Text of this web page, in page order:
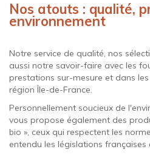
Nos atouts : qualité,
environnement
Notre service de qualité, nos
aussi notre savoir-faire avec les
prestations sur-mesure et dans
région Île-de-France.
Personnellement soucieux de
vous propose également des
bio », ceux qui respectent les
entendu les législations françaises